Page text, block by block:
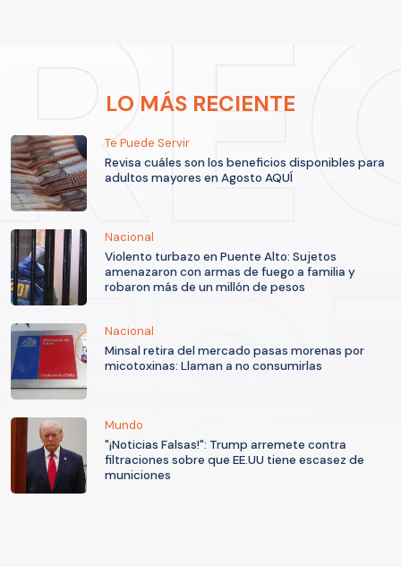
LO MÁS RECIENTE
Te Puede Servir
Revisa cuáles son los beneficios disponibles para
adultos mayores en Agosto AQUÍ
Nacional
Violento turbazo en Puente Alto: Sujetos
amenazaron con armas de fuego a familia y
robaron más de un millón de pesos
Nacional
Minsal retira del mercado pasas morenas por
micotoxinas: Llaman a no consumirlas
Mundo
"¡Noticias Falsas!": Trump arremete contra
filtraciones sobre que EE.UU tiene escasez de
municiones